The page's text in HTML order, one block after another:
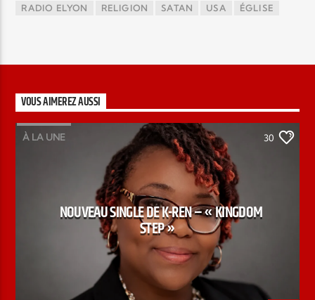
RADIO ELYON RELIGION SATAN USA ÉGLISE
VOUS AIMEREZ AUSSI
À LA UNE 30
NOUVEAU SINGLE DE K-REN – « KINGDOM
STEP »